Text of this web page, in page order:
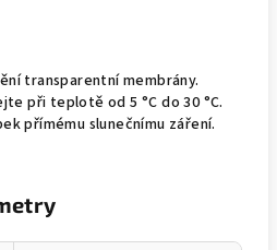
transparentní membrány.
při teplotě od 5 °C do 30 °C.
přímému slunečnímu záření.